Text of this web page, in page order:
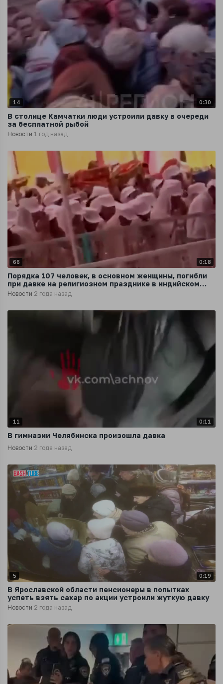
14 0:30
В столице Камчатки люди устроили давку в очереди
за бесплатной рыбой
Новости 1 год назад
66 0:18
Порядка 107 человек, в основном женщины, погибли
при давке на религиозном празднике в индийском
штате Уттар-Прадеш
Новости 2 года назад
11 0:11
В гимназии Челябинска произошла давка
Новости 2 года назад
5 0:19
В Ярославской области пенсионеры в попытках
успеть взять сахар по акции устроили жуткую давку
Новости 2 года назад